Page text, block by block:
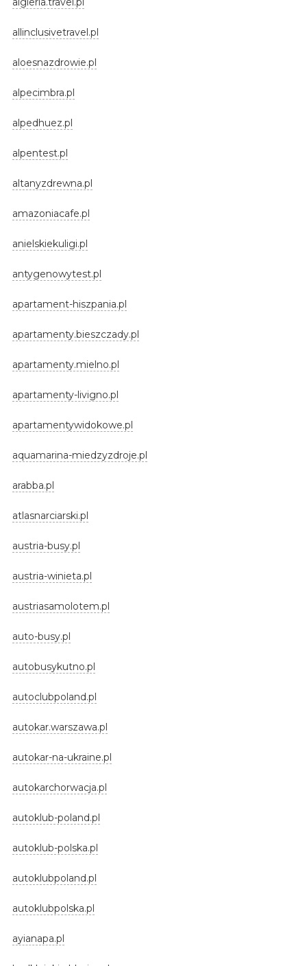
allinclusivetravel.pl
aloesnazdrowie.pl
alpecimbra.pl
alpedhuez.pl
alpentest.pl
altanyzdrewna.pl
amazoniacafe.pl
anielskiekuligi.pl
antygenowytest.pl
apartament-hiszpania.pl
apartamenty.bieszczady.pl
apartamenty.mielno.pl
apartamenty-livigno.pl
apartamentywidokowe.pl
aquamarina-miedzyzdroje.pl
arabba.pl
atlasnarciarski.pl
austria-busy.pl
austria-winieta.pl
austriasamolotem.pl
auto-busy.pl
autobusykutno.pl
autoclubpoland.pl
autokar.warszawa.pl
autokar-na-ukraine.pl
autokarchorwacja.pl
autoklub-poland.pl
autoklub-polska.pl
autoklubpoland.pl
autoklubpolska.pl
ayianapa.pl